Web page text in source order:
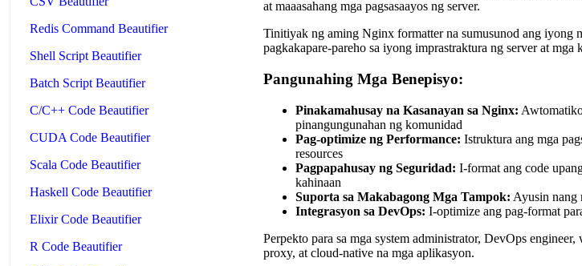
Redis Command Beautifier
Shell Script Beautifier
Batch Script Beautifier
C/C++ Code Beautifier
CUDA Code Beautifier
Scala Code Beautifier
Haskell Code Beautifier
Elixir Code Beautifier
R Code Beautifier
at maaasahang mga pagsasaayos ng server.
Tinitiyak ng aming Nginx formatter na sumusunod ang iyong
pagkakapare-pareho sa iyong imprastraktura ng server at
Pangunahing Mga Benepisyo:
Pinakamahusay na Kasanayan sa Nginx:
pinangungunahan ng komunidad
Pag-optimize ng Performance: Istruktura ang mga
resources
Pagpapahusay ng Seguridad: I-format ang code
kahinaan
Suporta sa Makabagong Mga Tampok: Ayusin nang
Integrasyon sa DevOps: I-optimize ang pag-format
Perpekto para sa mga system administrator, DevOps
proxy, at cloud-native na mga aplikasyon.